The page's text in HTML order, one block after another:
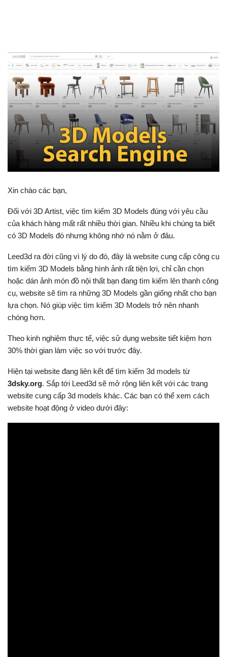
Xin chào các bạn,
Đối với 3D Artist, việc tìm kiếm 3D Models đúng với yêu cầu
của khách hàng mất rất nhiều thời gian. Nhiều khi chúng ta biết
có 3D Models đó nhưng không nhớ nó nằm ở đâu.
Leed3d ra đời cũng vì lý do đó, đây là website cung cấp công cụ
tìm kiếm 3D Models bằng hình ảnh rất tiện lợi, chỉ cần chọn
hoặc dán ảnh món đồ nội thất bạn đang tìm kiếm lên thanh công
cụ, website sẽ tìm ra những 3D Models gần giống nhất cho bạn
lựa chọn. Nó giúp việc tìm kiếm 3D Models trở nên nhanh
chóng hơn.
Theo kinh nghiệm thực tế, việc sử dụng website tiết kiệm hơn
30% thời gian làm việc so với trước đây.
Hiện tại website đang liên kết để tìm kiếm 3d models từ
3dsky.org. Sắp tới Leed3d sẽ mở rộng liên kết với các trang
website cung cấp 3d models khác. Các bạn có thể xem cách
website hoạt động ở video dưới đây: